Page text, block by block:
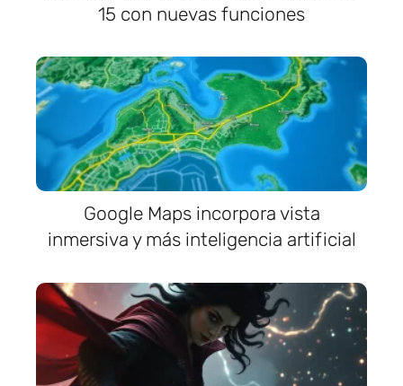
15 con nuevas funciones
Google Maps incorpora vista
inmersiva y más inteligencia artificial